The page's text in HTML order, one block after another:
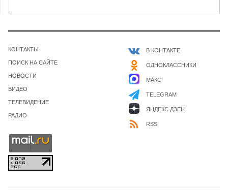
КОНТАКТЫ
ПОИСК НА САЙТЕ
НОВОСТИ
ВИДЕО
ТЕЛЕВИДЕНИЕ
РАДИО
В КОНТАКТЕ
ОДНОКЛАССНИКИ
МАКС
TELEGRAM
ЯНДЕКС ДЗЕН
RSS